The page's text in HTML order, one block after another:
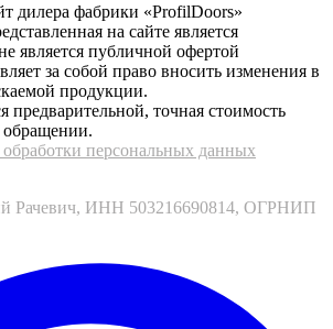
дилера фабрики «ProfilDoors»
на сайте является
является публичной офертой
за собой право вносить изменения в
продукции.
предварительной, точная стоимость
обращении.
персональных данных
Рачевич, ИНН 503216690814, ОГРНИП